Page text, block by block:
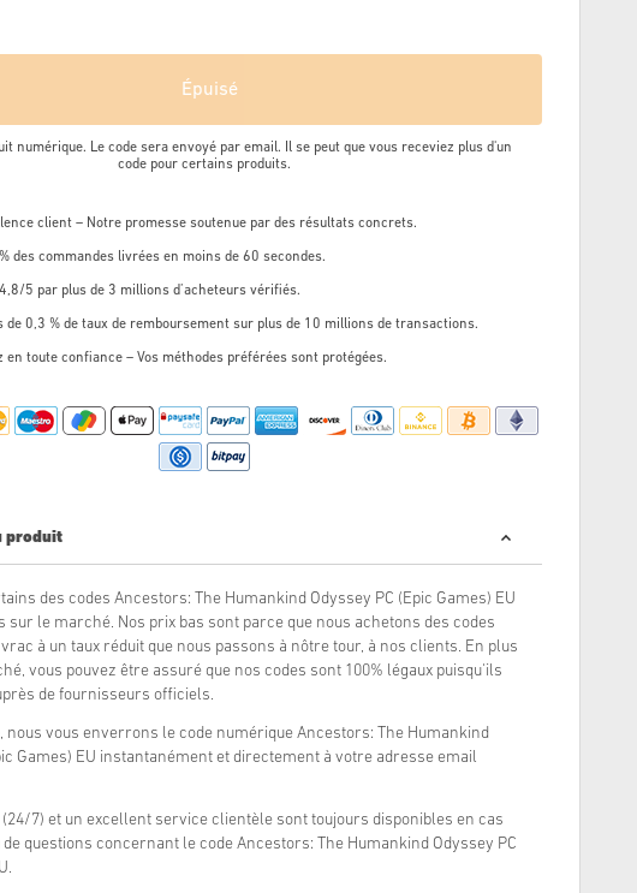
Épuisé
numérique. Le code sera envoyé par email. Il se peut que vous receviez plus d'un
code pour certains produits.
client – Notre promesse soutenue par des résultats concrets.
des commandes livrées en moins de 60 secondes.
5 par plus de 3 millions d’acheteurs vérifiés.
de 0,3 % de taux de remboursement sur plus de 10 millions de transactions.
en toute confiance – Vos méthodes préférées sont protégées.
produit
des codes Ancestors: The Humankind Odyssey PC (Epic Games) EU
sur le marché. Nos prix bas sont parce que nous achetons des codes
à un taux réduit que nous passons à nôtre tour, à nos clients. En plus
vous pouvez être assuré que nos codes sont 100% légaux puisqu'ils
de fournisseurs officiels.
nous vous enverrons le code numérique Ancestors: The Humankind
Games) EU instantanément et directement à votre adresse email
(24/7) et un excellent service clientèle sont toujours disponibles en cas
questions concernant le code Ancestors: The Humankind Odyssey PC